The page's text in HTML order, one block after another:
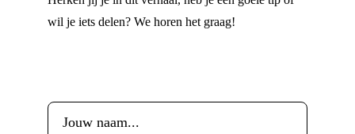
wil je iets delen? We horen het graag!